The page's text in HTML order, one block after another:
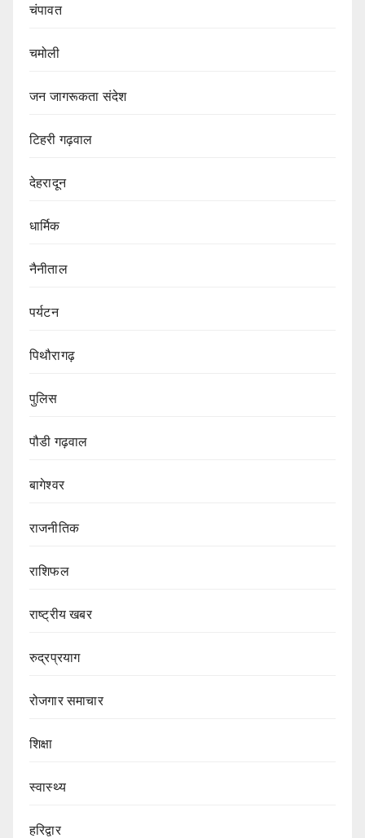
चंपावत
चमोली
जन जागरूकता संदेश
टिहरी गढ़वाल
देहरादून
धार्मिक
नैनीताल
पर्यटन
पिथौरागढ़
पुलिस
पौडी गढ़वाल
बागेश्वर
राजनीतिक
राशिफल
राष्ट्रीय खबर
रुद्रप्रयाग
रोजगार समाचार
शिक्षा
स्वास्थ्य
हरिद्वार